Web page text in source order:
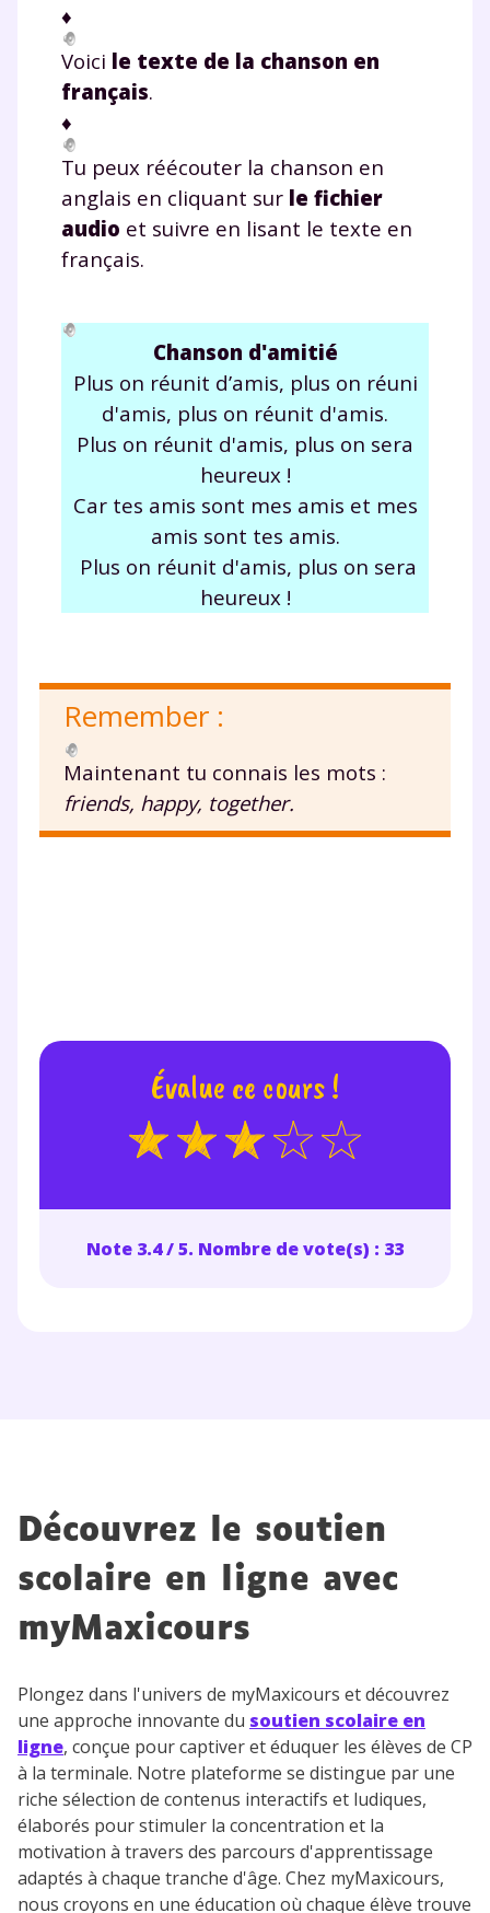
♦
Voici le texte de la chanson en
français.
♦
Tu peux réécouter la chanson en
anglais en cliquant sur le fichier
audio et suivre en lisant le texte en
français.
Chanson d'amitié
Plus on réunit d’amis, plus on réuni
d'amis, plus on réunit d'amis.
Plus on réunit d'amis, plus on sera
heureux !
Car tes amis sont mes amis et mes
amis sont tes amis.
Plus on réunit d'amis, plus on sera
heureux !
Remember :
Maintenant tu connais les mots :
friends, happy, together.
Évalue ce cours !
Note 3.4 / 5. Nombre de vote(s) : 33
Découvrez le soutien
scolaire en ligne avec
myMaxicours
Plongez dans l'univers de myMaxicours et découvrez
une approche innovante du soutien scolaire en
ligne, conçue pour captiver et éduquer les élèves de CP
à la terminale. Notre plateforme se distingue par une
riche sélection de contenus interactifs et ludiques,
élaborés pour stimuler la concentration et la
motivation à travers des parcours d'apprentissage
adaptés à chaque tranche d'âge. Chez myMaxicours,
nous croyons en une éducation où chaque élève trouve
Envie de progresser
et de réussir votre
année scolaire ?
Testez gratuitement
plateforme de soutien
scolaire !
Fiches de cours et vidéos ,exercices
corrigés,podcasts de révisions
Unespace dédié aux parentspour
TESTER GRATUITEMENT
données à caractère personnel soient traitées par SEJER, sous
accès au service de soutien scolaire pendant 24h. Pour en
désinscrire à tout moment, à travers le lien de
désinscription présent dans chaque newsletter. Pour
personnelles et pour exercer vos droits, vous pouvez